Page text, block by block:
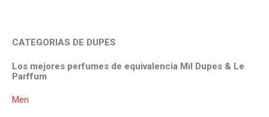
CATEGORIAS DE DUPES
Los mejores perfumes de equivalencia Mil Dupes & Le
Parffum
Men